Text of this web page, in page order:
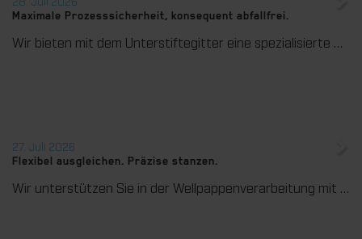
Maximale Prozesssicherheit, konsequent abfallfrei.
Wir bieten mit dem Unterstiftegitter eine spezialisierte Werkzeuglösung für höchste Anforderungen im Ausbrechprozess. Insbesondere bei anspruchsvollen Verpackungszuschnitten sorgt das System für stabile Abläufe und eine zuverlässige Entfernung selbst kleinster Abfallteile über den gesamten Produktionsprozess hinweg – vom ersten bis zum letzten Bogen.
27. Juli 2026
Flexibel ausgleichen. Präzise stanzen.
Wir unterstützen Sie in der Wellpappenverarbeitung mit dem digitalen Zonenausgleich DZL|foil bei der Reduzierung von Rüstzeiten und dem zuverlässigen Ausgleich von Höhentoleranzen im Stanztiegel. Die individuell angepasste Folie sorgt für gleichmäßige Stanzergebnisse und stabile Produktionsprozesse – schnell, flexibel und ohne aufwendige mechanische Eingriffe.